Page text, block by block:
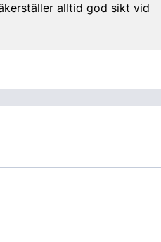
alltid god sikt vid